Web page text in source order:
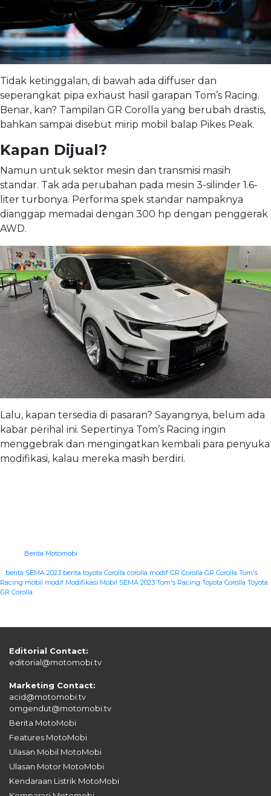
Tidak ketinggalan, di bawah ada diffuser dan
seperangkat pipa exhaust hasil garapan Tom’s Racing.
Benar, kan? Tampilan GR Corolla yang berubah drastis,
bahkan sampai disebut mirip mobil balap Pikes Peak.
Kapan Dijual?
Namun untuk sektor mesin dan transmisi masih
standar. Tak ada perubahan pada mesin 3-silinder 1.6-
liter turbonya. Performa spek standar nampaknya
dianggap memadai dengan 300 hp dengan penggerak
AWD.
Lalu, kapan tersedia di pasaran? Sayangnya, belum ada
kabar perihal ini. Sepertinya Tom’s Racing ingin
menggebrak dan mengingatkan kembali para penyuka
modifikasi, kalau mereka masih berdiri.
Berita Motomobi
berita SEMA 2023 berita toyota Corolla corolla modif GR Corolla GR Corolla Tom's
Racing mobil modif Modifikasi Mobil SEMA 2023 Tom's Racing Toyota Corolla Toyota
GR Corolla
Editorial Contact:
editorial@motomobi.tv
Marketing Contact:
acid@motomobi.tv
omgendut@motomobi.tv
Berita MotoMobi
Features MotoMobi
Ulasan Mobil MotoMobi
Ulasan Motor MotoMobi
Kendaraan Listrik MotoMobi